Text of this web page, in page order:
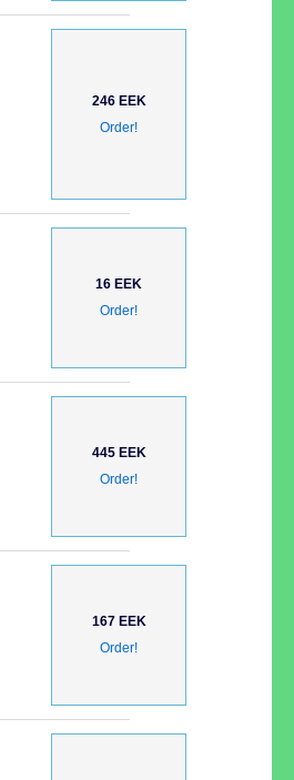
246 EEK
Order!
16 EEK
Order!
445 EEK
Order!
167 EEK
Order!